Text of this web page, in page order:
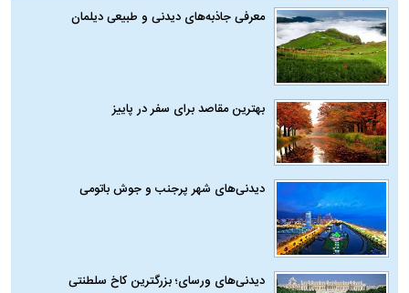
معرفی جاذبه‌های دیدنی و طبیعی دیلمان
بهترین مقاصد برای سفر در پاییز
دیدنی‌های شهر پرجنب و جوش باتومی
دیدنی‌های ورسای؛ بزرگترین کاخ سلطنتی